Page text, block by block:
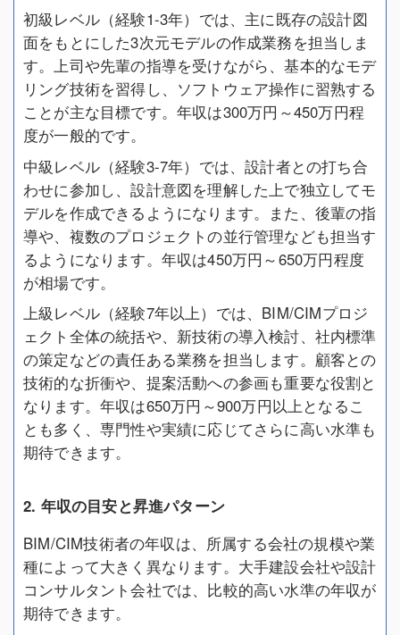
初級レベル（経験1-3年）では、主に既存の設計図
面をもとにした3次元モデルの作成業務を担当しま
す。上司や先輩の指導を受けながら、基本的なモデ
リング技術を習得し、ソフトウェア操作に習熟する
ことが主な目標です。年収は300万円～450万円程
度が一般的です。
中級レベル（経験3-7年）では、設計者との打ち合
わせに参加し、設計意図を理解した上で独立してモ
デルを作成できるようになります。また、後輩の指
導や、複数のプロジェクトの並行管理なども担当す
るようになります。年収は450万円～650万円程度
が相場です。
上級レベル（経験7年以上）では、BIM/CIMプロジ
ェクト全体の統括や、新技術の導入検討、社内標準
の策定などの責任ある業務を担当します。顧客との
技術的な折衝や、提案活動への参画も重要な役割と
なります。年収は650万円～900万円以上となるこ
とも多く、専門性や実績に応じてさらに高い水準も
期待できます。
2. 年収の目安と昇進パターン
BIM/CIM技術者の年収は、所属する会社の規模や業
種によって大きく異なります。大手建設会社や設計
コンサルタント会社では、比較的高い水準の年収が
期待できます。